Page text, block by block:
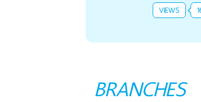
VIEWS
BRANCHES